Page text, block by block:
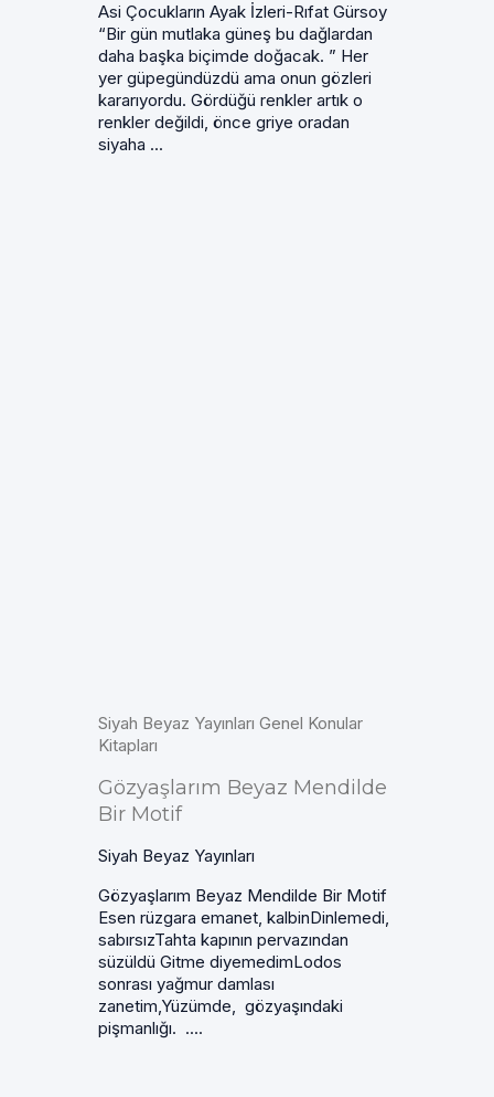
Asi Çocukların Ayak İzleri-Rıfat Gürsoy
“Bir gün mutlaka güneş bu dağlardan
daha başka biçimde doğacak. ” Her
yer güpegündüzdü ama onun gözleri
kararıyordu. Gördüğü renkler artık o
renkler değildi, önce griye oradan
siyaha ...
Siyah Beyaz Yayınları Genel Konular
Kitapları
Gözyaşlarım Beyaz Mendilde
Bir Motif
Siyah Beyaz Yayınları
Gözyaşlarım Beyaz Mendilde Bir Motif
Esen rüzgara emanet, kalbinDinlemedi,
sabırsızTahta kapının pervazından
süzüldü Gitme diyemedimLodos
sonrası yağmur damlası
zanetim,Yüzümde, gözyaşındaki
pişmanlığı. ....